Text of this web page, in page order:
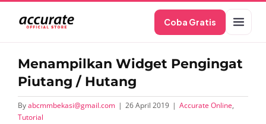
content
Coba Gratis
Menampilkan Widget Pengingat
Piutang / Hutang
Byabcmmbekasi@gmail.com | 26 April 2019 | Accurate Online,
Tutorial